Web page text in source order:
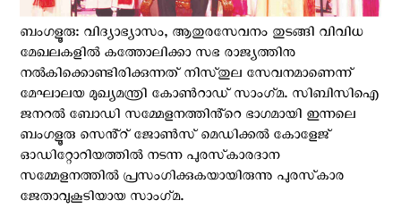
ബംഗളൂരു: വിദ്യാഭ്യാസം, ആതുരസേവനം തുടങ്ങി വിവിധ
മേഖലകളിൽ കത്തോലിക്കാ സഭ രാജ്യത്തിനു
നൽകിക്കൊണ്ടിരിക്കുന്നത് നിസ്‌തുല സേവനമാണെന്ന്
മേഘാലയ മുഖ്യമന്ത്രി കോൺറാഡ് സാംഗ്‌മ. സിബിസിഐ
ജനറൽ ബോഡി സമ്മേളനത്തിൻ്റെ ഭാഗമായി ഇന്നലെ
ബംഗളൂരു സെൻ്റ് ജോൺസ് മെഡിക്കൽ കോളേജ്
ഓഡിറ്റോറിയത്തിൽ നടന്ന പുരസ്‌കാരദാന
സമ്മേളനത്തിൽ പ്രസംഗിക്കുകയായിരുന്നു പുരസ്‌കാര
ജേതാവുകൂടിയായ സാംഗ്‌മ.